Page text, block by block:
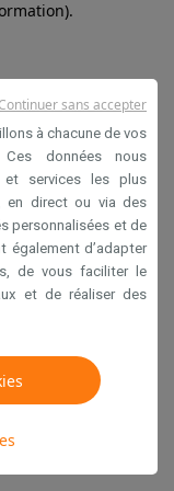
.
à chacune de vos
données nous
services les plus
en direct ou via des
personnalisées et de
également d’adapter
de vous faciliter le
et de réaliser des
Continuer sans accepter